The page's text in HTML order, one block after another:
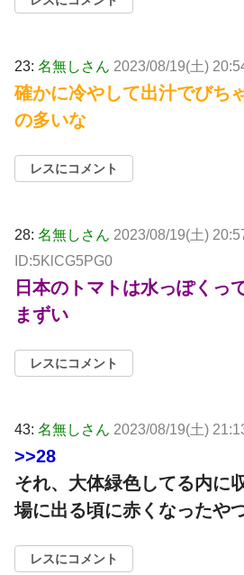
23: 名無しさん 2023/08/19(土)
確かに冷やして出汁でびち
の多いな
レスにコメント
28: 名無しさん 2023/08/19(土)
ID:5KlCG5PG0
日本のトマトは水っぽくっ
まずい
レスにコメント
43: 名無しさん 2023/08/19(土)
>>28
それ、大体緑色してる内に
場に出る頃に赤くなったや
レスにコメント